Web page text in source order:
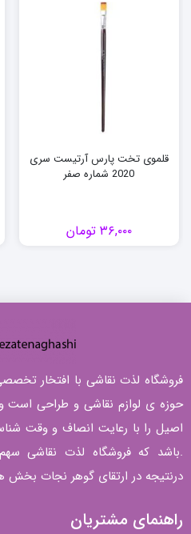
قلموی تخت پارس آرتیست سری
2020 شماره صفر
۳۶,۰۰۰ تومان
فروشگاه لذت نقاشی با افتخار
حوزه ی لوازم نقاشی و طراحی است و
اصیل را با رعایت انصاف و وقت
.باشد که فروشگاه لذت نقاشی
درنتیجه در ارتقای گوهر نجات بخش
راهنمای مشتریان